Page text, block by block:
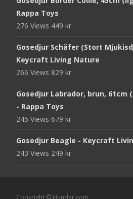
Rappa Toys
276 Views 449 kr
Gosedjur Schäfer (Stort
Keycraft Living Nature
266 Views 829 kr
Gosedjur Labrador, brun, 61cm
- Rappa Toys
245 Views 679 kr
Gosedjur Beagle - Keycraft
243 Views 249 kr